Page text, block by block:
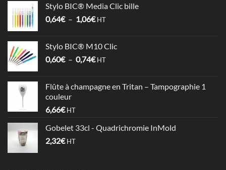
3,58€
à
Stylo BIC® Media Clic bille
0,64€ – 1,06€Plage
0,64€
à
HT
Stylo BIC® M10 Clic
0,60€ – 0,74€Plage
0,60€
HT
Flûte à champagne en Tritan – Tampographie 1
couleur
6,66€ HT
Gobelet 33cl - Quadrichromie InMold
2,32€ HT